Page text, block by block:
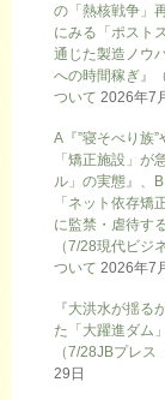
の「熱核戦争」
にみる「ポス
通じた製造ノウ
への時間稼ぎ』
ついて 2026年7
A『”寝そべり族
「矯正施設」
ル」の実態』、
「ネット依存
に監禁・虐待す
（7/28現代ビ
ついて 2026年7
『大洪水が揺
た「大躍進ダム
（7/28JBプレ
29日